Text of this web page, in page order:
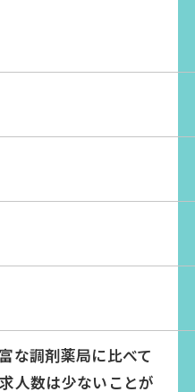
な調剤薬局に比べて
人数は少ないことが